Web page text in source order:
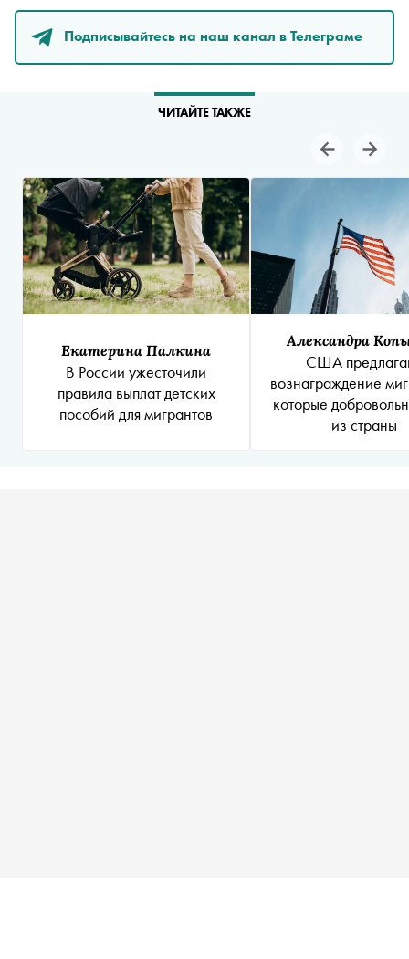
Подписывайтесь на наш канал в Телеграме
ЧИТАЙТЕ ТАКЖЕ
Екатерина Палкина
В России ужесточили
правила выплат детских
пособий для мигрантов
Александра
США
вознаграждение
которые
из страны